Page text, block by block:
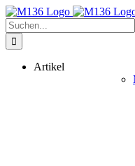
Zum
Inhalt
springen
Suche
nach:
Artikel